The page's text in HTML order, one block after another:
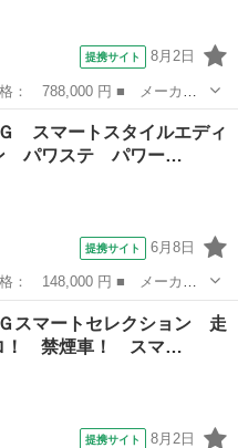
提携サイト 8月2日
グレード名： １３Ｇ・Ｌ
ラレコ 純正メモリーナ
スマートスタイルエディ
パワステ パワー…
提携サイト 6月8日
グレード名： Ｇ スマー
ワステ パワーウインドウ
スマートセレクション 走
！ 禁煙車！ スマ…
提携サイト 8月2日